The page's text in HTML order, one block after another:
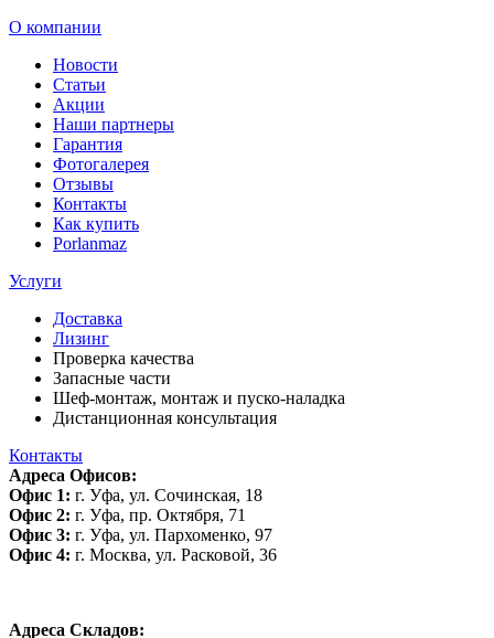
О компании
Новости
Статьи
Акции
Наши партнеры
Гарантия
Фотогалерея
Отзывы
Контакты
Как купить
Porlanmaz
Услуги
Доставка
Лизинг
Проверка качества
Запасные части
Шеф-монтаж, монтаж и пуско-наладка
Дистанционная консультация
Контакты
Адреса Офисов:
Офис 1: г. Уфа, ул. Сочинская, 18
Офис 2: г. Уфа, пр. Октября, 71
Офис 3: г. Уфа, ул. Пархоменко, 97
Офис 4: г. Москва, ул. Расковой, 36
Адреса Складов: